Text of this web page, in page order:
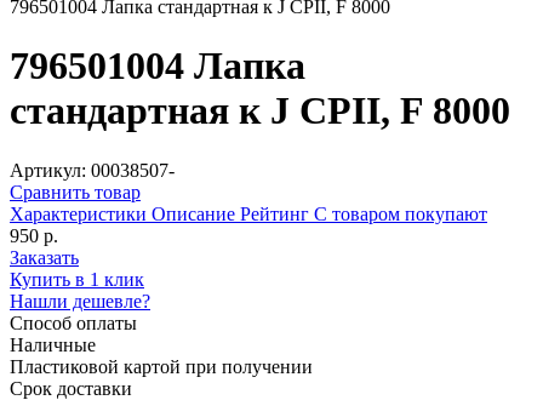
796501004 Лапка стандартная к J CPII, F 8000
796501004 Лапка
стандартная к J CPII, F 8000
Артикул: 00038507-
Сравнить товар
Характеристики Описание Рейтинг С товаром покупают
950 р.
Заказать
Купить в 1 клик
Нашли дешевле?
Способ оплаты
Наличные
Пластиковой картой при получении
Срок доставки